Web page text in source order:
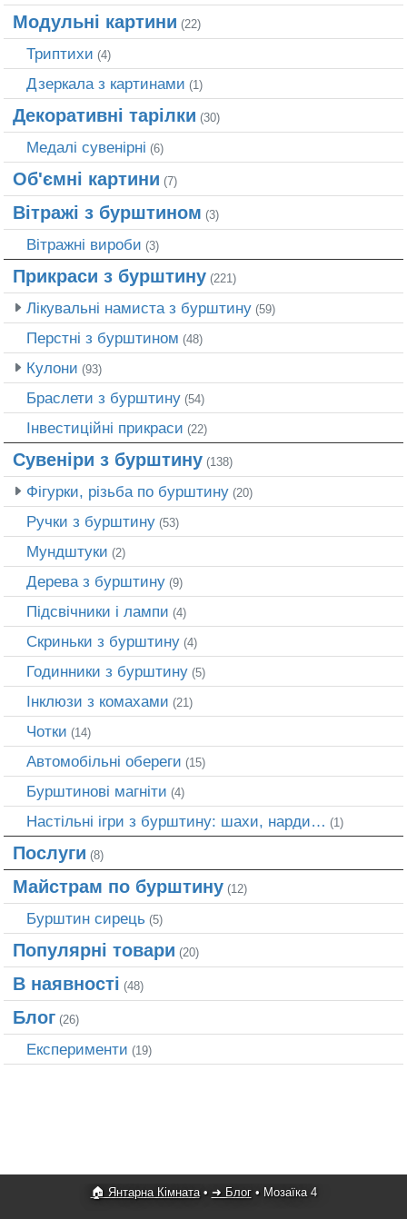
Модульні картини (22)
Триптихи (4)
Дзеркала з картинами (1)
Декоративні тарілки (30)
Медалі сувенірні (6)
Об'ємні картини (7)
Вітражі з бурштином (3)
Вітражні вироби (3)
Прикраси з бурштину (221)
Лікувальні намиста з бурштину (59)
Перстні з бурштином (48)
Кулони (93)
Браслети з бурштину (54)
Інвестиційні прикраси (22)
Сувеніри з бурштину (138)
Фігурки, різьба по бурштину (20)
Ручки з бурштину (53)
Мундштуки (2)
Дерева з бурштину (9)
Підсвічники і лампи (4)
Скриньки з бурштину (4)
Годинники з бурштину (5)
Інклюзи з комахами (21)
Чотки (14)
Автомобільні обереги (15)
Бурштинові магніти (4)
Настільні ігри з бурштину: шахи, нарди… (1)
Послуги (8)
Майстрам по бурштину (12)
Бурштин сирець (5)
Популярні товари (20)
В наявності (48)
Блог (26)
Експерименти (19)
🏠 Янтарна Кімната• ➜ Блог• Мозаїка 4